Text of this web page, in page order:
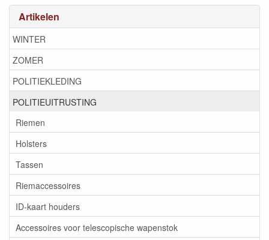
Artikelen
WINTER
ZOMER
POLITIEKLEDING
POLITIEUITRUSTING
Riemen
Holsters
Tassen
Riemaccessoires
ID-kaart houders
Accessoires voor telescopische wapenstok